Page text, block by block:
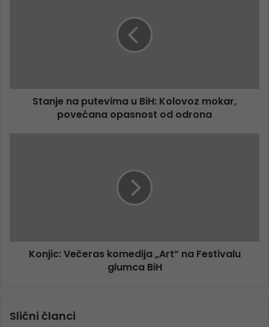
Stanje na putevima u BiH: Kolovoz mokar,
povećana opasnost od odrona
Konjic: Večeras komedija „Art“ na Festivalu
glumca BiH
Slični članci